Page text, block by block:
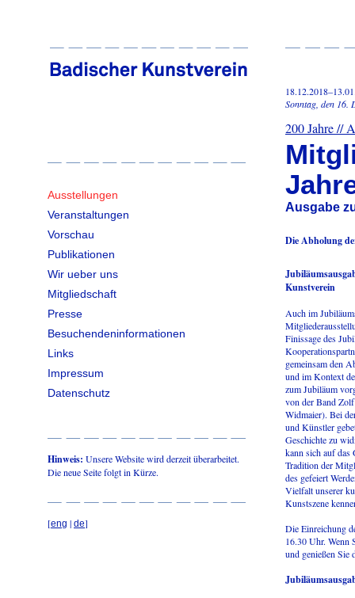
Ausstellungen
Veranstaltungen
Vorschau
Publikationen
Wir ueber uns
Mitgliedschaft
Presse
Besuchendeninformationen
Links
Impressum
Datenschutz
Hinweis: Unsere Website wird derzeit überarbeitet.
Die neue Seite folgt in Kürze.
[eng | de]
Sonntag, den 16.
200 Jahre //
Ausgabe
Die Abholung
Kunstverein
Auch im
Finissage des
gemeinsam den
und im Kontext
zum Jubiläum
von der Band
Widmaier). Bei
und Künstler
Geschichte zu
kann sich auf das
Tradition der
des gefeiert
Vielfalt unserer
Kunstszene
Die Einreichung
16.30 Uhr. Wenn
und genießen Sie